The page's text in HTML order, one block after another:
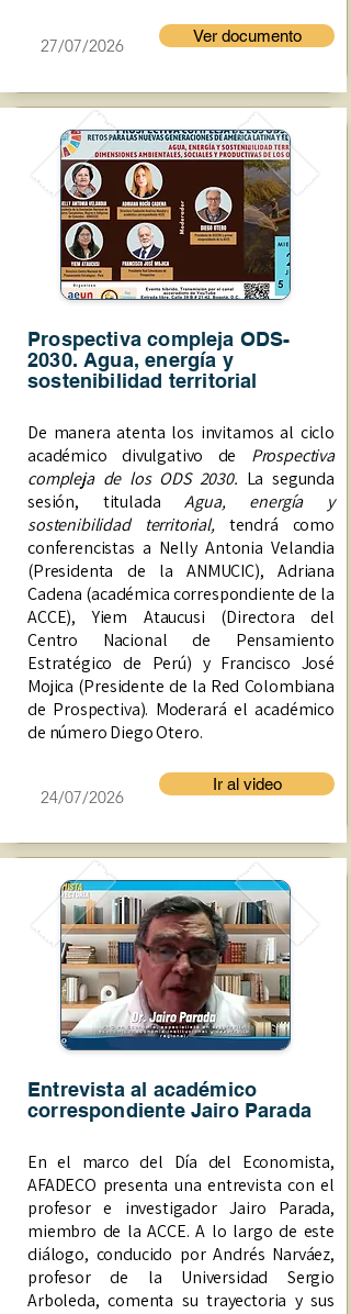
27/07/2026 Ver documento
Prospectiva compleja ODS-
2030. Agua, energía y
sostenibilidad territorial
De manera atenta los invitamos al ciclo
académico divulgativo de Prospectiva
compleja de los ODS 2030. La segunda
sesión, tituladaAgua, energía y
sostenibilidad territorial, tendrá como
conferencistas a Nelly Antonia Velandia
(Presidenta de la ANMUCIC), Adriana
Cadena (académica correspondiente de la
ACCE), Yiem Ataucusi (Directora del
Centro Nacional de Pensamiento
Estratégico de Perú) y Francisco José
Mojica (Presidente de la Red Colombiana
de Prospectiva). Moderará el académico
de número Diego Otero.
24/07/2026
Ir al video
Entrevista al académico
correspondiente Jairo Parada
En el marco del Día del Economista,
AFADECO presenta una entrevista con el
profesor e investigador Jairo Parada,
miembro de la ACCE. A lo largo de este
diálogo, conducido por Andrés Narváez,
profesor de la Universidad Sergio
Arboleda, comenta su trayectoria y sus